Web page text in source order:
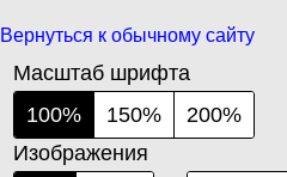
Вернуться к обычному сайту
Масштаб шрифта
100%
150% 200%
Изображения